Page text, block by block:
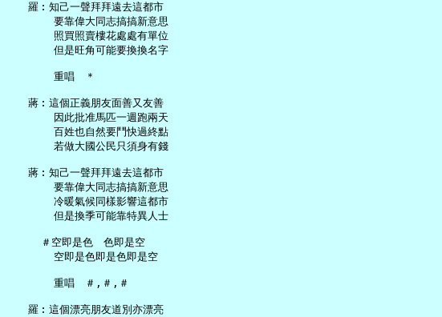
   羅︰知己一聲拜拜遠去這都市
       要靠偉大同志搞搞新意思
       照買照賣樓花處處有單位
       但是旺角可能要換換名字
       重唱　＊
   蔣︰這個正義朋友面善又友善
       因此批准馬匹一週跑兩天
       百姓也自然要鬥快過終點
       若做大國公民只須身有錢
   蔣︰知己一聲拜拜遠去這都市
       要靠偉大同志搞搞新意思
       冷暖氣候同樣影響這都市
       但是換季可能靠特異人士
     ＃空即是色　色即是空
       空即是色即是色即是空
       重唱　＃,＃,＃
   羅︰這個漂亮朋友道別亦漂亮